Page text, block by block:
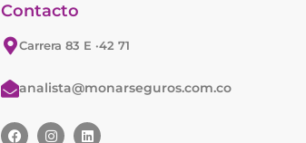
Contacto
Carrera 83 E ·42 71
analista@monarseguros.com.co